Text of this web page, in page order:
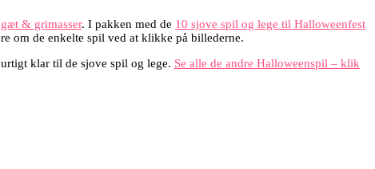
gæt & grimasser. I pakken med de 10 sjove spil og lege til Halloweenfest
om de enkelte spil ved at klikke på billederne.
klar til de sjove spil og lege. Se alle de andre Halloweenspil – klik